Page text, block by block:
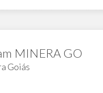
MINERA GO
Goiás